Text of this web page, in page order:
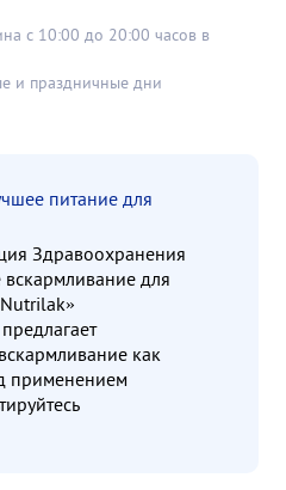
с 10:00 до 20:00 часов в
и праздничные дни
питание для
Здравоохранения
для
как
применением